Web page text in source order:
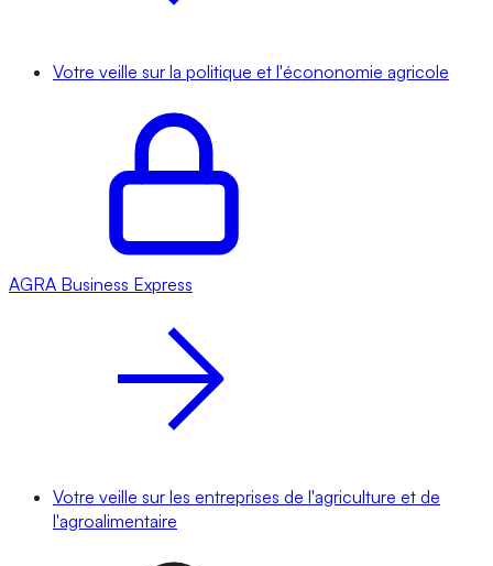
Votre veille sur la politique et l'écononomie agricole
AGRA Business Express
Votre veille sur les entreprises de l'agriculture et de
l'agroalimentaire